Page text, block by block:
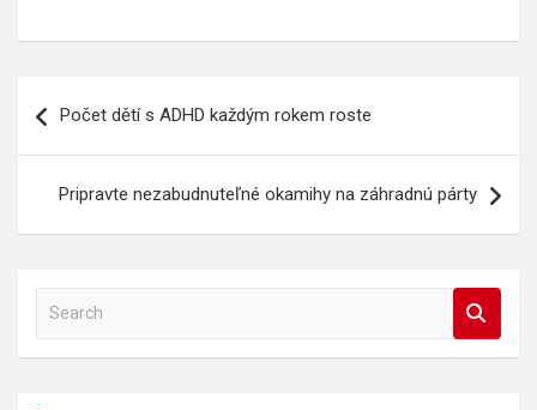
proPočet dětí s ADHD každým rokem roste
Pripravte nezabudnuteľné okamihy na záhradnú párty
a